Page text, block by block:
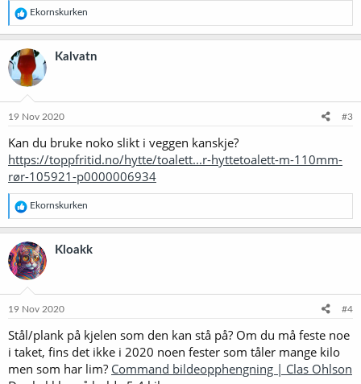
R
e
a
k
s
j
o
e
Ekornskurken
Kalvatn
19 Nov 2020 #3
Kan du bruke noko slikt i veggen kanskje?
https://toppfritid.no/hytte/toalett...r-hyttetoalett-m-110mm-
rør-105921-p0000006934
R
e
a
k
s
j
o
e
:
Ekornskurken
Kloakk
19 Nov 2020 #4
Stål/plank på kjelen som den kan stå på? Om du må feste noe
i taket, fins det ikke i 2020 noen fester som tåler mange kilo
men som har lim? Command bildeopphengning | Clas Ohlson